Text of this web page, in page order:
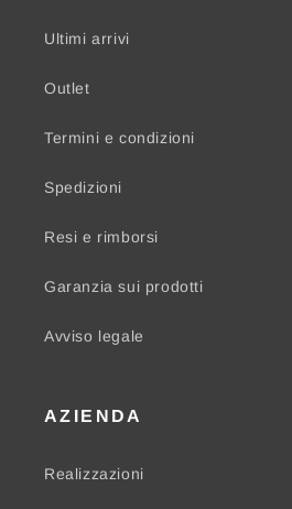
Ultimi arrivi
Outlet
Termini e condizioni
Spedizioni
Resi e rimborsi
Garanzia sui prodotti
Avviso legale
AZIENDA
Realizzazioni